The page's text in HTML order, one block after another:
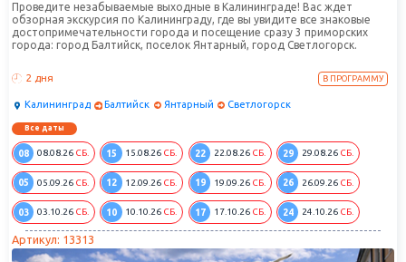
Проведите незабываемые выходные в Калининграде! Вас ждет
обзорная экскурсия по Калининграду, где вы увидите все знаковые
достопримечательности города и посещение сразу 3 приморских
города: город Балтийск, поселок Янтарный, город Светлогорск.
2 дня В ПРОГРАММУ
Калининград Балтийск Янтарный Светлогорск
Все даты
08 08.08.26 СБ. 15 15.08.26 СБ. 22 22.08.26 СБ. 29 29.08.26 СБ.
05 05.09.26 СБ. 12 12.09.26 СБ. 19 19.09.26 СБ. 26 26.09.26 СБ.
03 03.10.26 СБ. 10 10.10.26 СБ. 17 17.10.26 СБ. 24 24.10.26 СБ.
Артикул: 13313